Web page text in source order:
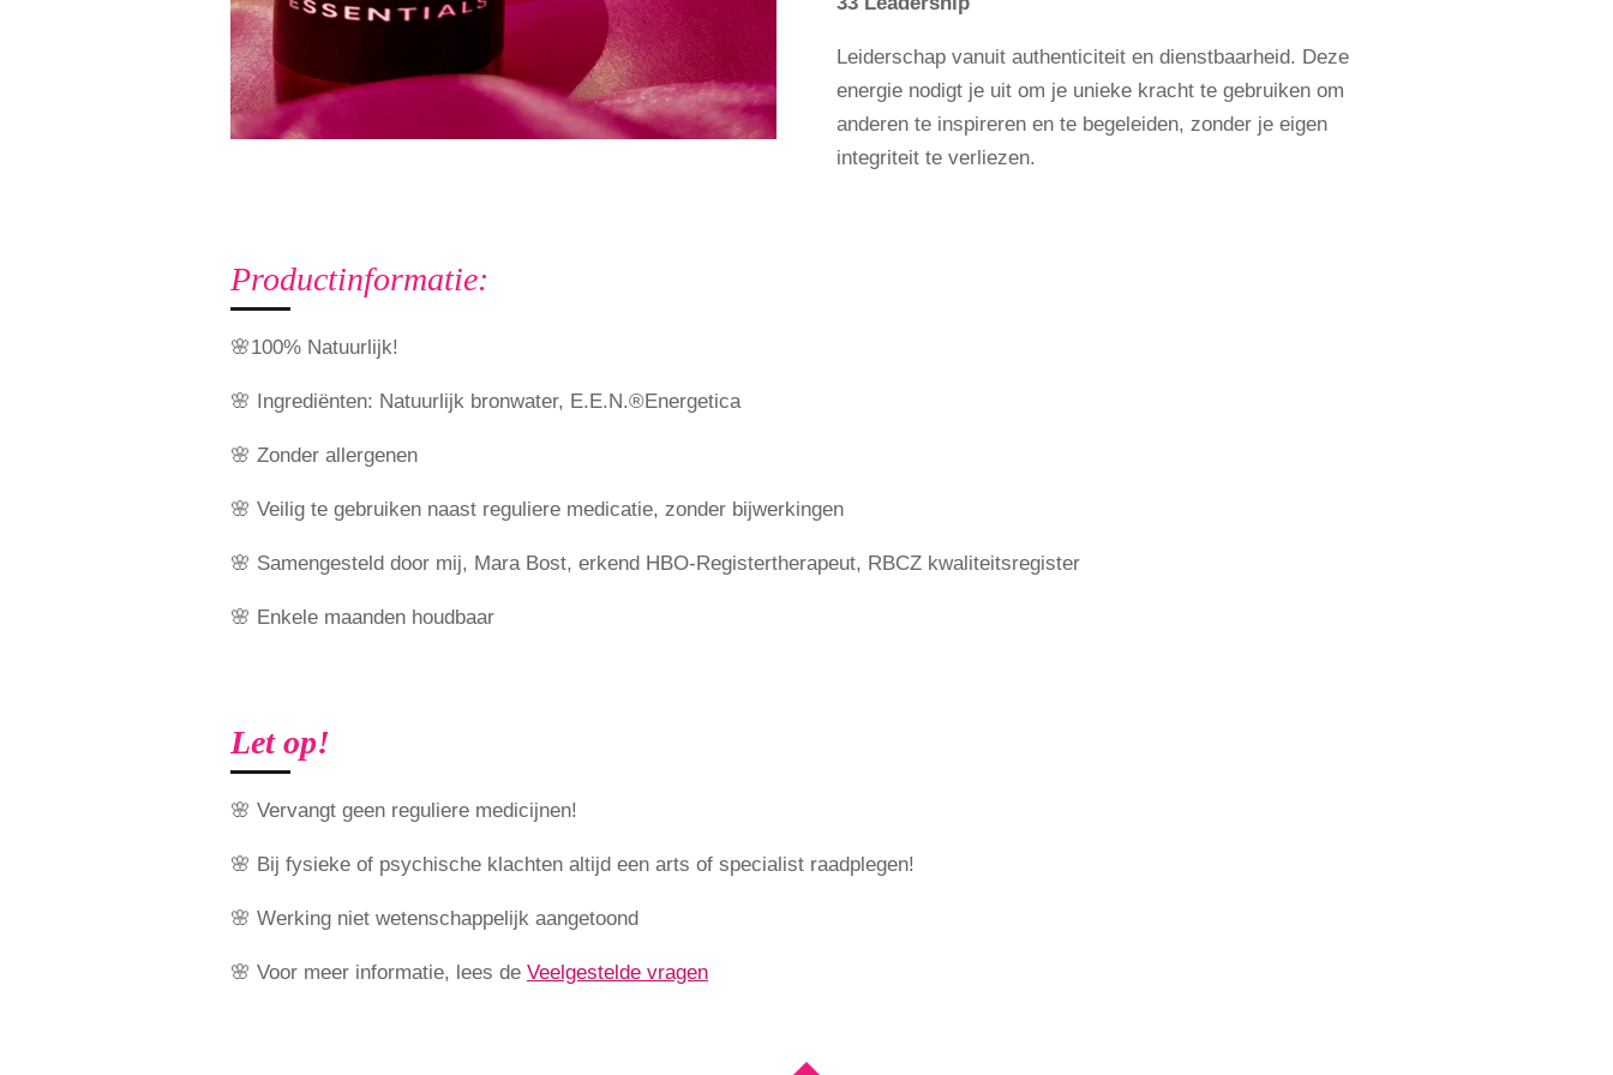
Leiderschap vanuit authenticiteit en dienstbaarheid. Deze
energie nodigt je uit om je unieke kracht te gebruiken om
anderen te inspireren en te begeleiden, zonder je eigen
integriteit te verliezen.
Productinformatie:
🌸100% Natuurlijk!
🌸 Ingrediënten: Natuurlijk bronwater, E.E.N.®Energetica
🌸 Zonder allergenen
🌸 Veilig te gebruiken naast reguliere medicatie, zonder bijwerkingen
🌸 Samengesteld door mij, Mara Bost, erkend HBO-Registertherapeut, RBCZ kwaliteitsregister
🌸 Enkele maanden houdbaar
Let op!
🌸 Vervangt geen reguliere medicijnen!
🌸 Bij fysieke of psychische klachten altijd een arts of specialist raadplegen!
🌸 Werking niet wetenschappelijk aangetoond
🌸 Voor meer informatie, lees de Veelgestelde vragen